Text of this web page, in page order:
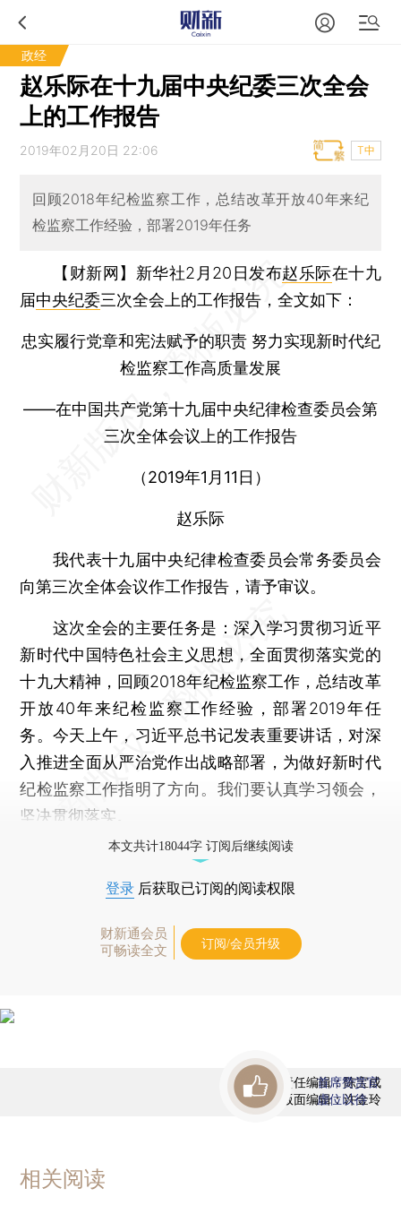
政经
赵乐际在十九届中央纪委三次全会
上的工作报告
2019年02月20日 22:06 T中
回顾2018年纪检监察工作，总结改革开放40年来纪
检监察工作经验，部署2019年任务
【财新网】 新华社2月20日发布赵乐际在十九
届中央纪委三次全会上的工作报告，全文如下：
忠实履行党章和宪法赋予的职责 努力实现新时代纪
检监察工作高质量发展
——在中国共产党第十九届中央纪律检查委员会第
三次全体会议上的工作报告
（2019年1月11日）
赵乐际
我代表十九届中央纪律检查委员会常务委员会
向第三次全体会议作工作报告，请予审议。
这次全会的主要任务是：深入学习贯彻习近平
新时代中国特色社会主义思想，全面贯彻落实党的
十九大精神，回顾2018年纪检监察工作，总结改革
开放40年来纪检监察工作经验，部署2019年任
务。今天上午，习近平总书记发表重要讲话，对深
入推进全面从严治党作出战略部署，为做好新时代
纪检监察工作指明了方向。我们要认真学习领会，
坚决贯彻落实。
本文共计18044字 订阅后继续阅读
登录 后获取已订阅的阅读权限
财新通会员
可畅读全文
订阅/会员升级
责任编辑：陈宝成
版面编辑：许金玲
首席赞赏官
虚位以待
相关阅读